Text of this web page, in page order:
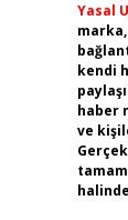
Yasal
kendi
haber
ve